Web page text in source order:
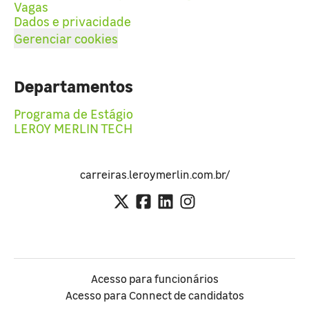
Vagas
Dados e privacidade
Gerenciar cookies
Departamentos
Programa de Estágio
LEROY MERLIN TECH
carreiras.leroymerlin.com.br/
Acesso para funcionários
Acesso para Connect de candidatos